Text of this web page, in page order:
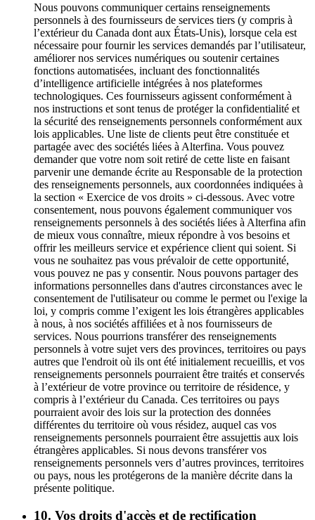
Nous pouvons communiquer certains renseignements
personnels à des fournisseurs de services tiers (y compris à
l’extérieur du Canada dont aux États-Unis), lorsque cela est
nécessaire pour fournir les services demandés par l’utilisateur,
améliorer nos services numériques ou soutenir certaines
fonctions automatisées, incluant des fonctionnalités
d’intelligence artificielle intégrées à nos plateformes
technologiques. Ces fournisseurs agissent conformément à
nos instructions et sont tenus de protéger la confidentialité et
la sécurité des renseignements personnels conformément aux
lois applicables. Une liste de clients peut être constituée et
partagée avec des sociétés liées à Alterfina. Vous pouvez
demander que votre nom soit retiré de cette liste en faisant
parvenir une demande écrite au Responsable de la protection
des renseignements personnels, aux coordonnées indiquées à
la section « Exercice de vos droits » ci-dessous. Avec votre
consentement, nous pouvons également communiquer vos
renseignements personnels à des sociétés liées à Alterfina afin
de mieux vous connaître, mieux répondre à vos besoins et
offrir les meilleurs service et expérience client qui soient. Si
vous ne souhaitez pas vous prévaloir de cette opportunité,
vous pouvez ne pas y consentir. Nous pouvons partager des
informations personnelles dans d'autres circonstances avec le
consentement de l'utilisateur ou comme le permet ou l'exige la
loi, y compris comme l’exigent les lois étrangères applicables
à nous, à nos sociétés affiliées et à nos fournisseurs de
services. Nous pourrions transférer des renseignements
personnels à votre sujet vers des provinces, territoires ou pays
autres que l'endroit où ils ont été initialement recueillis, et vos
renseignements personnels pourraient être traités et conservés
à l’extérieur de votre province ou territoire de résidence, y
compris à l’extérieur du Canada. Ces territoires ou pays
pourraient avoir des lois sur la protection des données
différentes du territoire où vous résidez, auquel cas vos
renseignements personnels pourraient être assujettis aux lois
étrangères applicables. Si nous devons transférer vos
renseignements personnels vers d’autres provinces, territoires
ou pays, nous les protégerons de la manière décrite dans la
présente politique.
10. Vos droits d'accès et de rectification